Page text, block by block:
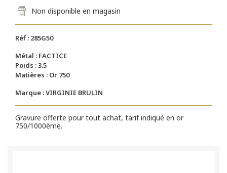
Non disponible en magasin
Réf : 285G50
Métal : FACTICE
Poids : 3.5
Matières : Or 750
Marque : VIRGINIE BRULIN
Gravure offerte pour tout achat, tarif indiqué en or
750/1000ème.